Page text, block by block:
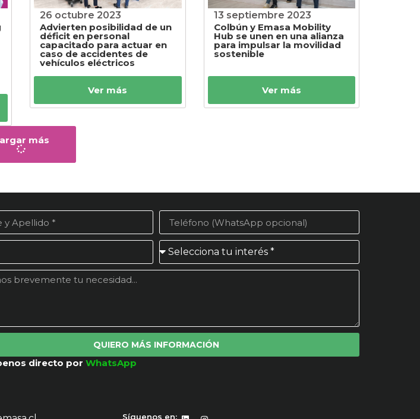
26 octubre 2023
Advierten posibilidad de un
déficit en personal
capacitado para actuar en
caso de accidentes de
vehículos eléctricos
Ver más
13 septiembre 2023
Colbún y Emasa Mobility
Hub se unen en una alianza
para impulsar la movilidad
sostenible
Ver más
más
QUIERO MÁS INFORMACIÓN
directo por WhatsApp
Síguenos en: